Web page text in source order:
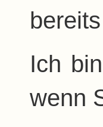
Ich
wenn